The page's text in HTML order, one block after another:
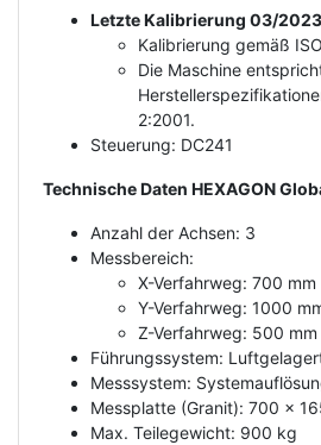
Letzte Kalibrierung 03/2023
Kalibrierung gemäß
Die Maschine
2:2001.
Steuerung: DC241
Technische Daten HEXAGON
Anzahl der Achsen: 3
Messbereich:
X-Verfahrweg: 700 mm
Y-Verfahrweg: 1000
Z-Verfahrweg: 500 mm
Führungssystem:
Messsystem:
Messplatte (Granit): 700 x
Max. Teilegewicht: 900 kg